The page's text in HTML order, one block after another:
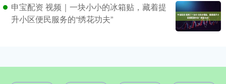
申宝配资 视频｜一块小小的冰箱贴，藏着提
升小区便民服务的“绣花功夫”